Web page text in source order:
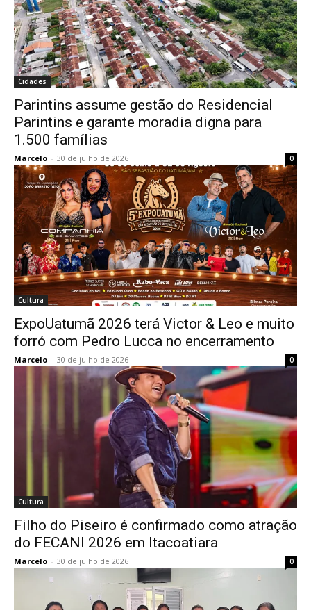
Cidades
Parintins assume gestão do Residencial
Parintins e garante moradia digna para
1.500 famílias
Marcelo - 30 de julho de 2026 0
Cultura
ExpoUatumã 2026 terá Victor & Leo e muito
forró com Pedro Lucca no encerramento
Marcelo - 30 de julho de 2026 0
Cultura
Filho do Piseiro é confirmado como atração
do FECANI 2026 em Itacoatiara
Marcelo - 30 de julho de 2026 0